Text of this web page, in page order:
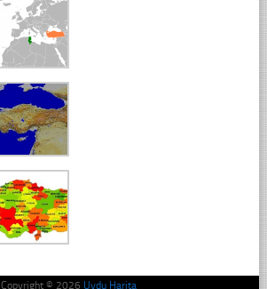
Copyright © 2026 Uydu Harita